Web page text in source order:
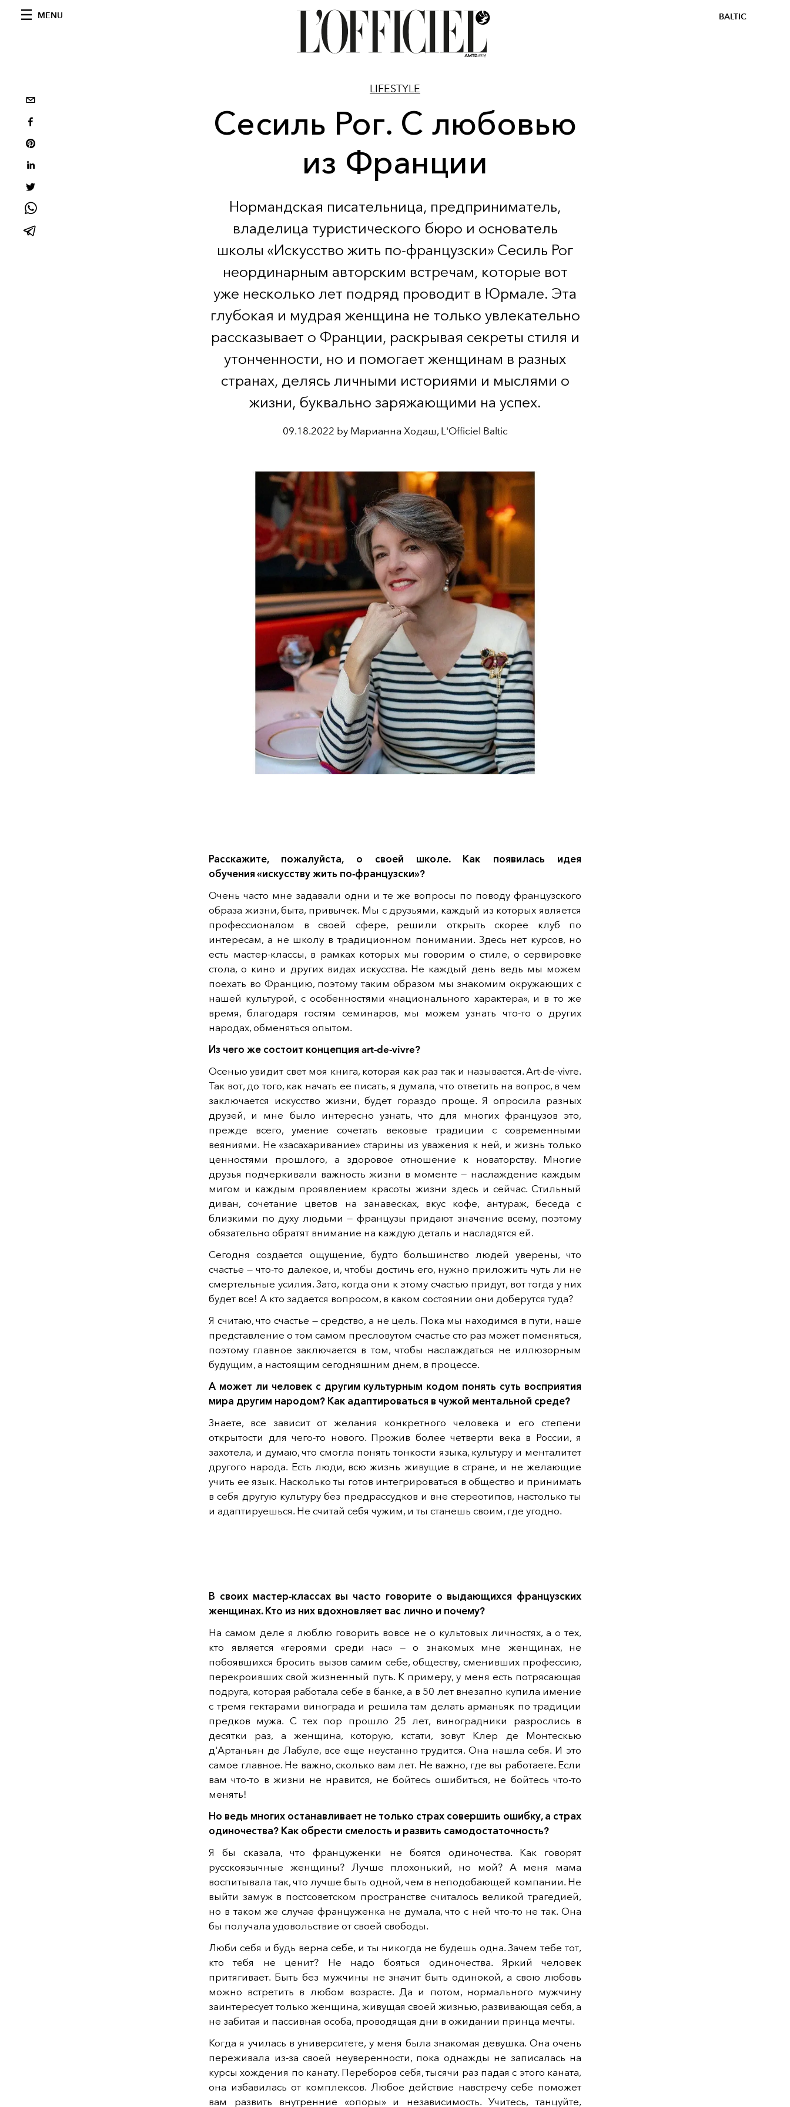
MENU BALTIC
LIFESTYLE
Сесиль Рог. С любовью
из Франции
Нормандская писательница, предприниматель,
владелица туристического бюро и основатель
школы «Искусство жить по-французски» Сесиль Рог
неординарным авторским встречам, которые вот
уже несколько лет подряд проводит в Юрмале. Эта
глубокая и мудрая женщина не только увлекательно
рассказывает о Франции, раскрывая секреты стиля и
утонченности, но и помогает женщинам в разных
странах, делясь личными историями и мыслями о
жизни, буквально заряжающими на успех.
09.18.2022 by Марианна Ходаш, L'Officiel Baltic
Расскажите, пожалуйста, о своей школе. Как появилась идея
обучения «искусству жить по-французски»?
Очень часто мне задавали одни и те же вопросы по поводу французского
образа жизни, быта, привычек. Мы с друзьями, каждый из которых является
профессионалом в своей сфере, решили открыть скорее клуб по
интересам, а не школу в традиционном понимании. Здесь нет курсов, но
есть мастер-классы, в рамках которых мы говорим о стиле, о сервировке
стола, о кино и других видах искусства. Не каждый день ведь мы можем
поехать во Францию, поэтому таким образом мы знакомим окружающих с
нашей культурой, с особенностями «национального характера», и в то же
время, благодаря гостям семинаров, мы можем узнать что-то о других
народах, обменяться опытом.
Из чего же состоит концепция art-de-vivre?
Осенью увидит свет моя книга, которая как раз так и называется. Art-de-vivre.
Так вот, до того, как начать ее писать, я думала, что ответить на вопрос, в чем
заключается искусство жизни, будет гораздо проще. Я опросила разных
друзей, и мне было интересно узнать, что для многих французов это,
прежде всего, умение сочетать вековые традиции с современными
веяниями. Не «засахаривание» старины из уважения к ней, и жизнь только
ценностями прошлого, а здоровое отношение к новаторству. Многие
друзья подчеркивали важность жизни в моменте — наслаждение каждым
мигом и каждым проявлением красоты жизни здесь и сейчас. Стильный
диван, сочетание цветов на занавесках, вкус кофе, антураж, беседа с
близкими по духу людьми — французы придают значение всему, поэтому
обязательно обратят внимание на каждую деталь и насладятся ей.
Сегодня создается ощущение, будто большинство людей уверены, что
счастье — что-то далекое, и, чтобы достичь его, нужно приложить чуть ли не
смертельные усилия. Зато, когда они к этому счастью придут, вот тогда у них
будет все! А кто задается вопросом, в каком состоянии они доберутся туда?
Я считаю, что счастье — средство, а не цель. Пока мы находимся в пути, наше
представление о том самом пресловутом счастье сто раз может поменяться,
поэтому главное заключается в том, чтобы наслаждаться не иллюзорным
будущим, а настоящим сегодняшним днем, в процессе.
А может ли человек с другим культурным кодом понять суть восприятия
мира другим народом? Как адаптироваться в чужой ментальной среде?
Знаете, все зависит от желания конкретного человека и его степени
открытости для чего-то нового. Прожив более четверти века в России, я
захотела, и думаю, что смогла понять тонкости языка, культуру и менталитет
другого народа. Есть люди, всю жизнь живущие в стране, и не желающие
учить ее язык. Насколько ты готов интегрироваться в общество и принимать
в себя другую культуру без предрассудков и вне стереотипов, настолько ты
и адаптируешься. Не считай себя чужим, и ты станешь своим, где угодно.
В своих мастер-классах вы часто говорите о выдающихся французских
женщинах. Кто из них вдохновляет вас лично и почему?
На самом деле я люблю говорить вовсе не о культовых личностях, а о тех,
кто является «героями среди нас» — о знакомых мне женщинах, не
побоявшихся бросить вызов самим себе, обществу, сменивших профессию,
перекроивших свой жизненный путь. К примеру, у меня есть потрясающая
подруга, которая работала себе в банке, а в 50 лет внезапно купила имение
с тремя гектарами винограда и решила там делать арманьяк по традиции
предков мужа. С тех пор прошло 25 лет, виноградники разрослись в
десятки раз, а женщина, которую, кстати, зовут Клер де Монтескью
д'Артаньян де Лабуле, все еще неустанно трудится. Она нашла себя. И это
самое главное. Не важно, сколько вам лет. Не важно, где вы работаете. Если
вам что-то в жизни не нравится, не бойтесь ошибиться, не бойтесь что-то
менять!
Но ведь многих останавливает не только страх совершить ошибку, а страх
одиночества? Как обрести смелость и развить самодостаточность?
Я бы сказала, что француженки не боятся одиночества. Как говорят
русскоязычные женщины? Лучше плохонький, но мой? А меня мама
воспитывала так, что лучше быть одной, чем в неподобающей компании. Не
выйти замуж в постсоветском пространстве считалось великой трагедией,
но в таком же случае француженка не думала, что с ней что-то не так. Она
бы получала удовольствие от своей свободы.
Люби себя и будь верна себе, и ты никогда не будешь одна. Зачем тебе тот,
кто тебя не ценит? Не надо бояться одиночества. Яркий человек
притягивает. Быть без мужчины не значит быть одинокой, а свою любовь
можно встретить в любом возрасте. Да и потом, нормального мужчину
заинтересует только женщина, живущая своей жизнью, развивающая себя, а
не забитая и пассивная особа, проводящая дни в ожидании принца мечты.
Когда я училась в университете, у меня была знакомая девушка. Она очень
переживала из-за своей неуверенности, пока однажды не записалась на
курсы хождения по канату. Переборов себя, тысячи раз падая с этого каната,
она избавилась от комплексов. Любое действие навстречу себе поможет
вам развить внутренние «опоры» и независимость. Учитесь, танцуйте,